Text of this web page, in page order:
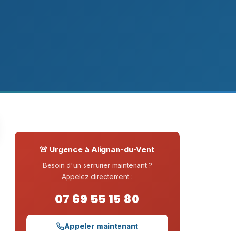
🚨 Urgence à Alignan-du-Vent
Besoin d'un serrurier maintenant ?
Appelez directement :
07 69 55 15 80
Appeler maintenant